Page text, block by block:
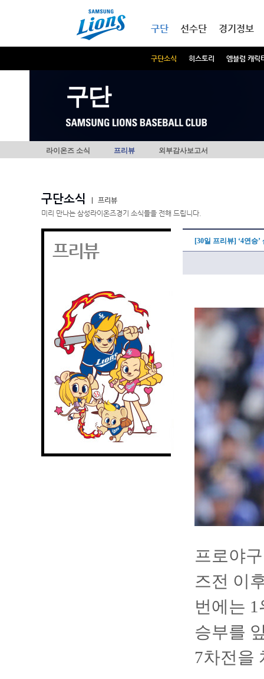
구단
구단소식 히스토리 엠블럼 캐릭
선수단 경기정보
구단
라이온즈 소식 프리뷰 외부감사보고서
구단소식
프리뷰
미리 만나는 삼성라이온즈경기 소식들을 전해 드립니다.
프리뷰 [30일 프리뷰] ‘4연승
프로야
즈전 이
번에는
승부를
7차전을